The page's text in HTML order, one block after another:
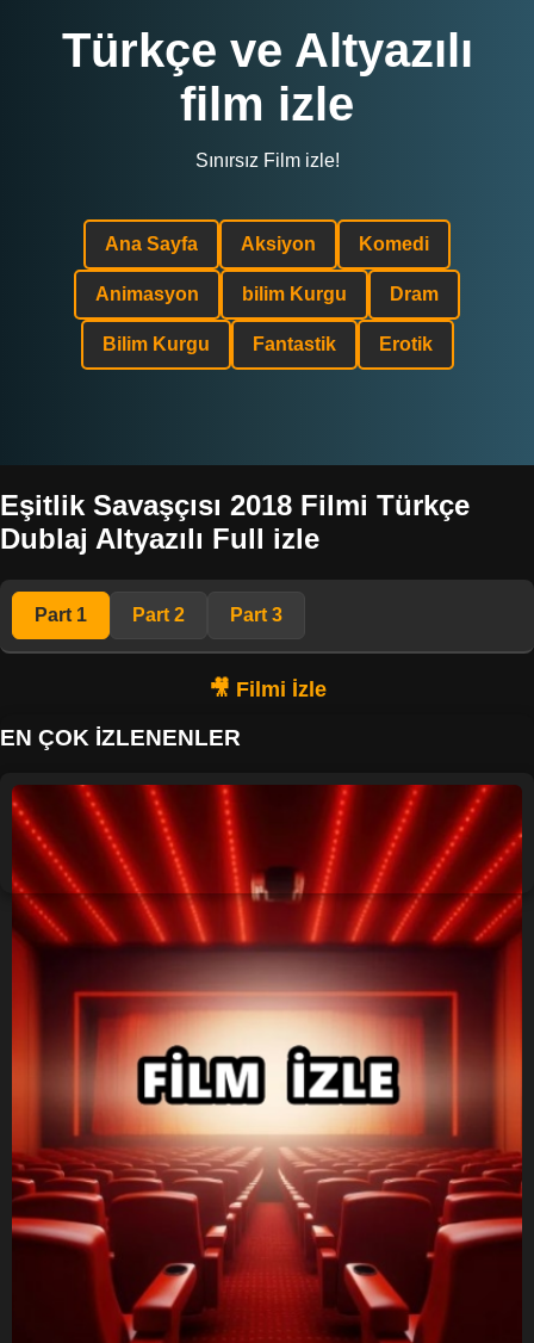
Türkçe ve Altyazılı
film izle
Sınırsız Film izle!
Ana Sayfa Aksiyon Komedi
Animasyon bilim Kurgu Dram
Bilim Kurgu Fantastik Erotik
Eşitlik Savaşçısı 2018 Filmi Türkçe
Dublaj Altyazılı Full izle
Part 1 Part 2 Part 3
EN ÇOK İZLENENLER